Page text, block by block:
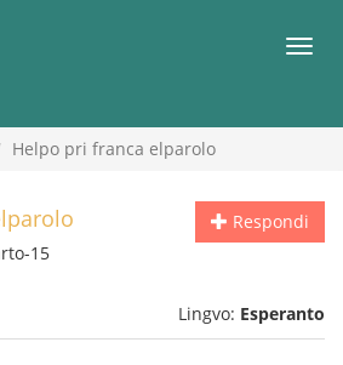
Helpo pri franca elparolo
Respondi
15
Lingvo: Esperanto